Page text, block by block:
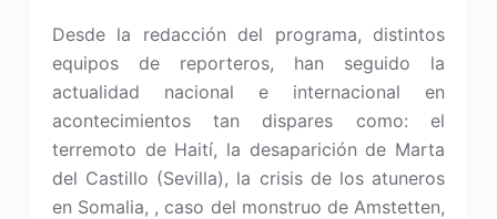
Desde la redacción del programa, distintos
equipos de reporteros, han seguido la
actualidad nacional e internacional en
acontecimientos tan dispares como: el
terremoto de Haití, la desaparición de Marta
del Castillo (Sevilla), la crisis de los atuneros
en Somalia, , caso del monstruo de Amstetten,